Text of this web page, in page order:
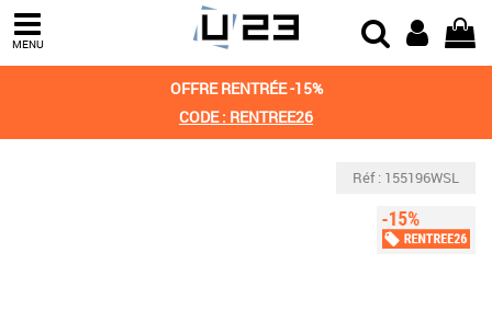
MENU
OFFRE RENTRÉE -15%
CODE : RENTREE26
Réf : 155196WSL